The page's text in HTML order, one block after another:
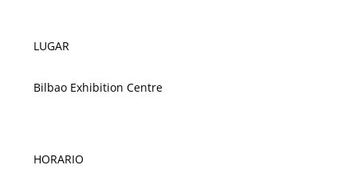
LUGAR
Bilbao Exhibition Centre
HORARIO